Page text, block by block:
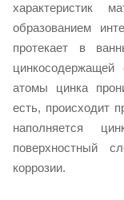
характеристик
образованием
протекает в
атомы цинка
есть, происходит
наполняется
поверхностный
коррозии.